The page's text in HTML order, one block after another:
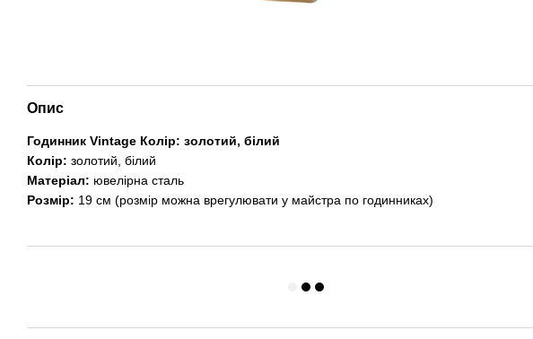
Опис
Годинник Vintage Колір: золотий, білий
Колір: золотий, білий
Матеріал: ювелірна сталь
Розмір: 19 см (розмір можна врегулювати у майстра по годинниках)